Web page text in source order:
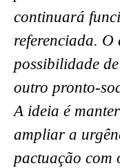
continuará
referenciada. O
possibilidade
outro pronto-
A ideia é
ampliar a
pactuação com